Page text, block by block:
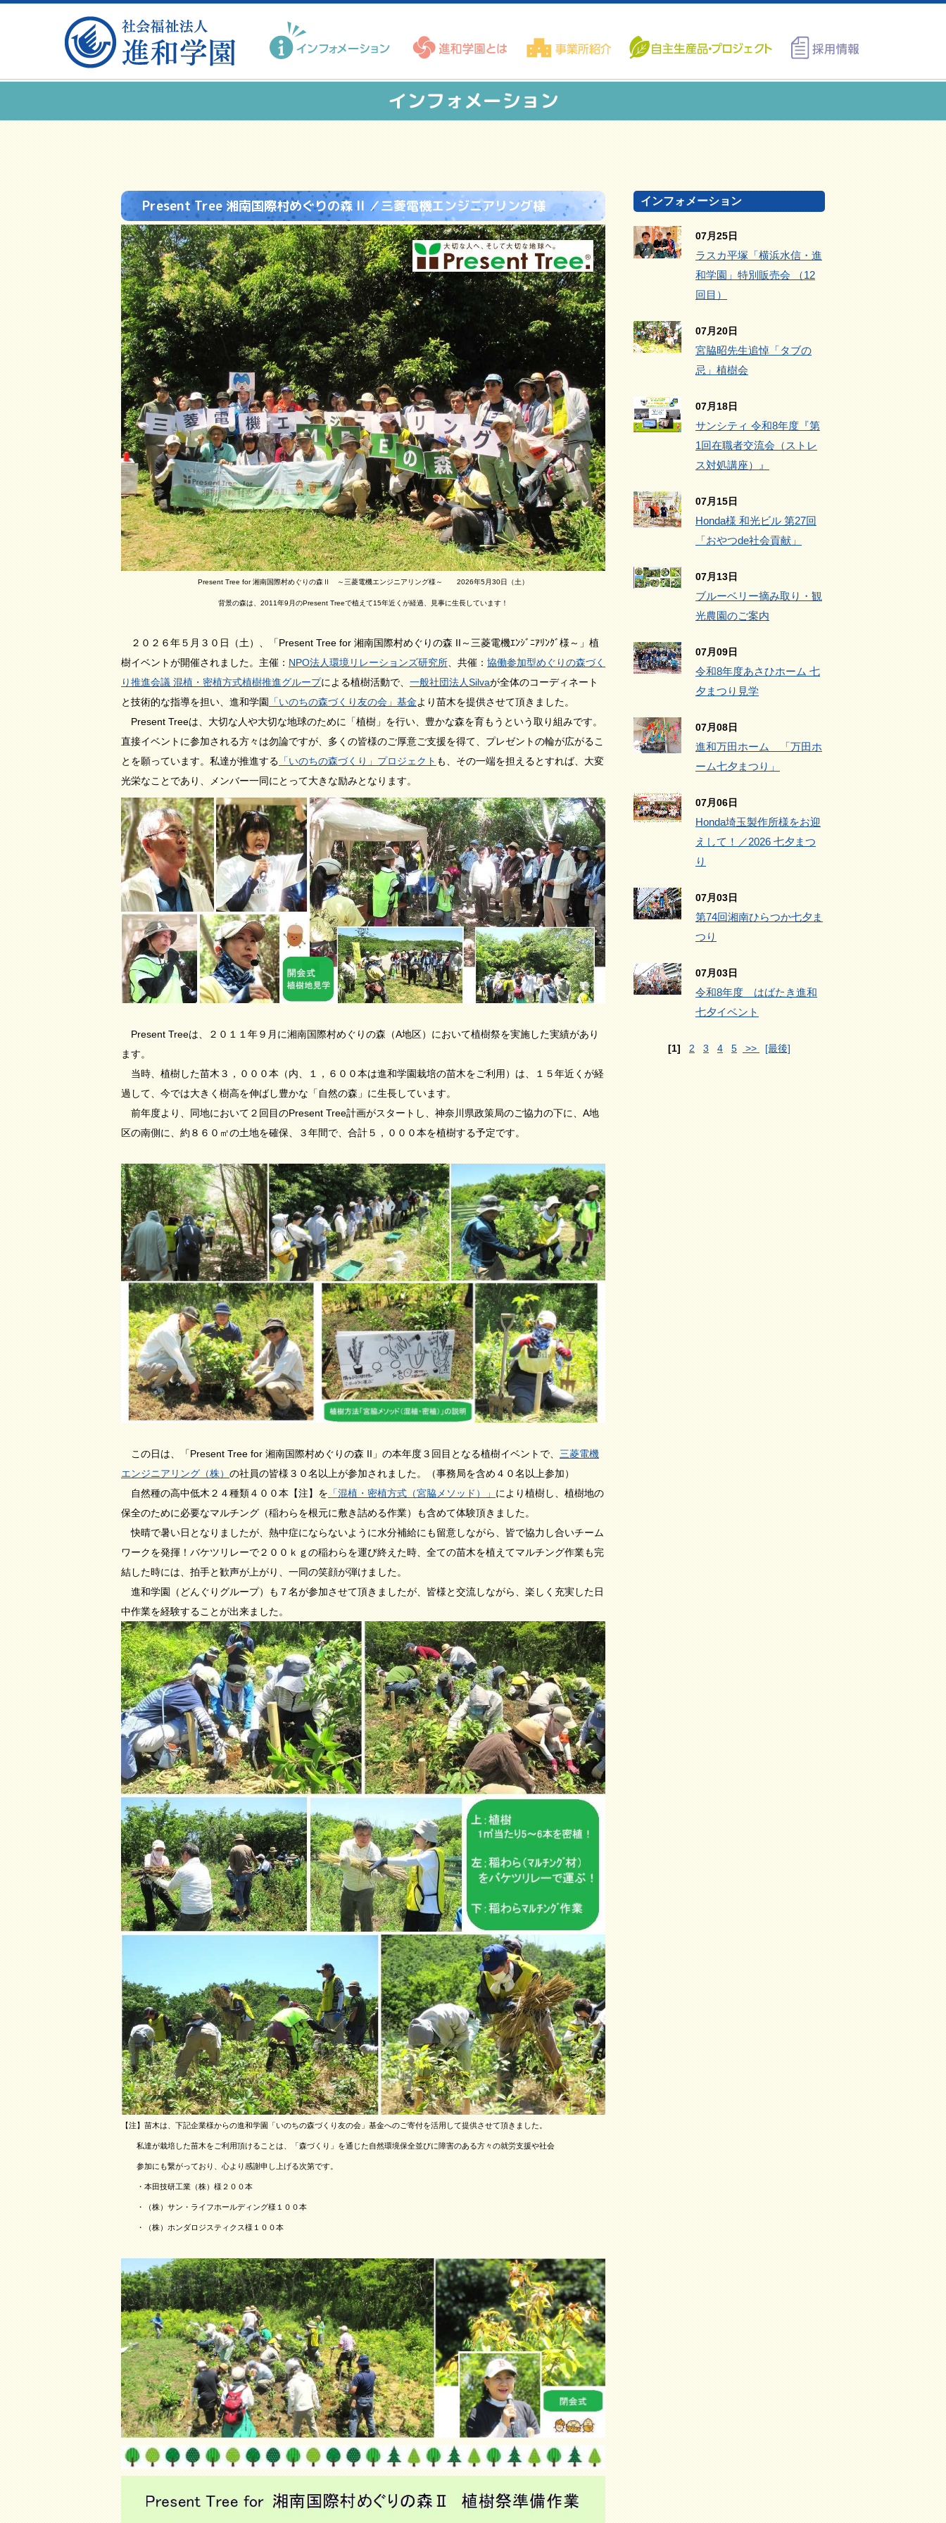
インフォメーション
Present Tree 湘南国際村めぐりの森 II ／三菱電機エンジニアリング様
Present Tree for 湘南国際村めぐりの森Ⅱ ～三菱電機エンジニアリング様～ 2026年5月30日（土）
背景の森は、2011年9月のPresent Treeで植えて15年近くが経過、見事に生長しています！
２０２６年５月３０日（土）、「Present Tree for 湘南国際村めぐりの森 II～三菱電機ｴﾝｼﾞﾆｱﾘﾝｸﾞ様～」植
樹イベントが開催されました。主催： NPO法人環境リレーションズ研究所、共催： 協働参加型めぐりの森づく
り推進会議 混植・密植方式植樹推進グループによる植樹活動で、 一般社団法人Silvaが全体のコーディネート
と技術的な指導を担い、進和学園
「いのちの森づくり友の会」基金より苗木を提供させて頂きました。
Present Treeは、大切な人や大切な地球のために「植樹」を行い、豊かな森を育もうという取り組みです。
直接イベントに参加される方々は勿論ですが、多くの皆様のご厚意ご支援を得て、プレゼントの輪が広がるこ
とを願っています。私達が推進する 「いのちの森づくり」プロジェクト も、その一端を担えるとすれば、大変
光栄なことであり、メンバー一同にとって大きな励みとなります。
Present Treeは、２０１１年９月に湘南国際村めぐりの森（A地区）において植樹祭を実施した実績があり
ます。
当時、植樹した苗木３，０００本（内、１，６００本は進和学園栽培の苗木をご利用）は、１５年近くが経
過して、今では大きく樹高を伸ばし豊かな「自然の森」に生長しています。
前年度より、同地において２回目のPresent Tree計画がスタートし、神奈川県政策局のご協力の下に、A地
区の南側に、約８６０㎡の土地を確保、３年間で、合計５，０００本を植樹する予定です。
この日は、「Present Tree for 湘南国際村めぐりの森 II」の本年度３回目となる植樹イベントで、 三菱電機
エンジニアリング（株） の社員の皆様３０名以上が参加されました。（事務局を含め４０名以上参加）
自然種の高中低木２４種類４００本【注】を 「混植・密植方式（宮脇メソッド）」 により植樹し、植樹地の
保全のために必要なマルチング（稲わらを根元に敷き詰める作業）も含めて体験頂きました。
快晴で暑い日となりましたが、熱中症にならないように水分補給にも留意しながら、皆で協力し合いチーム
ワークを発揮！バケツリレーで２００ｋｇの稲わらを運び終えた時、全ての苗木を植えてマルチング作業も完
結した時には、拍手と歓声が上がり、一同の笑顔が弾けました。
進和学園（どんぐりグループ）も７名が参加させて頂きましたが、皆様と交流しながら、楽しく充実した日
中作業を経験することが出来ました。
【注】苗木は、下記企業様からの進和学園「いのちの森づくり友の会」基金へのご寄付を活用して提供させて頂きました。
私達が栽培した苗木をご利用頂けることは、「森づくり」を通じた自然環境保全並びに障害のある方々の就労支援や社会
参加にも繋がっており、心より感謝申し上げる次第です。
・本田技研工業（株）様２００本
・（株）サン・ライフホールディング様１００本
・（株）ホンダロジスティクス様１００本
インフォメーション
07月25日
ラスカ平塚「横浜水信・進
和学園」特別販売会 （12
回目）
07月20日
宮脇昭先生追悼「タブの
忌」植樹会
07月18日
サンシティ 令和8年度『第
1回在職者交流会（ストレ
ス対処講座）』
07月15日
Honda様 和光ビル 第27回
「おやつde社会貢献」
07月13日
ブルーベリー摘み取り・観
光農園のご案内
07月09日
令和8年度あさひホーム 七
夕まつり見学
07月08日
進和万田ホーム 「万田ホ
ーム七夕まつり」
07月06日
Honda埼玉製作所様をお迎
えして！／2026 七夕まつ
り
07月03日
第74回湘南ひらつか七夕ま
つり
07月03日
令和8年度 はばたき進和
七夕イベント
[1] 2 3 4 5 >> [最後]